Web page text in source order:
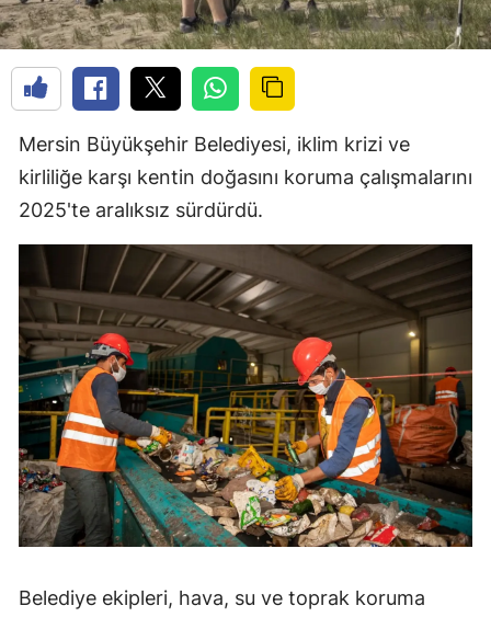
Mersin Büyükşehir Belediyesi, iklim krizi ve
kirliliğe karşı kentin doğasını koruma çalışmalarını
2025'te aralıksız sürdürdü.
Belediye ekipleri, hava, su ve toprak koruma